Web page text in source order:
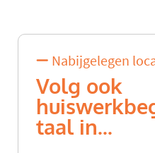
Nabijgelegen
Volg ook
taal in...